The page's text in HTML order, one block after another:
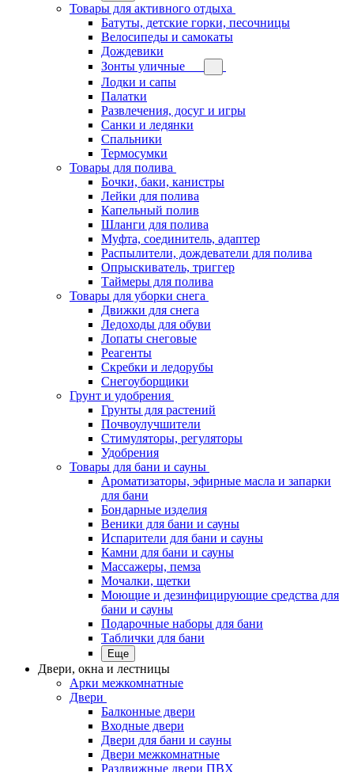
Товары для активного отдыха
Батуты, детские горки, песочницы
Велосипеды и самокаты
Дождевики
Зонты уличные
Лодки и сапы
Палатки
Развлечения, досуг и игры
Санки и ледянки
Спальники
Термосумки
Товары для полива
Бочки, баки, канистры
Лейки для полива
Капельный полив
Шланги для полива
Муфта, соединитель, адаптер
Распылители, дождеватели для полива
Опрыскиватель, триггер
Таймеры для полива
Товары для уборки снега
Движки для снега
Ледоходы для обуви
Лопаты снеговые
Реагенты
Скребки и ледорубы
Снегоуборщики
Грунт и удобрения
Грунты для растений
Почвоулучшители
Стимуляторы, регуляторы
Удобрения
Товары для бани и сауны
Ароматизаторы, эфирные масла и запарки
для бани
Бондарные изделия
Веники для бани и сауны
Испарители для бани и сауны
Камни для бани и сауны
Массажеры, пемза
Мочалки, щетки
Моющие и дезинфицирующие средства для
бани и сауны
Подарочные наборы для бани
Таблички для бани
Еще
Двери, окна и лестницы
Арки межкомнатные
Двери
Балконные двери
Входные двери
Двери для бани и сауны
Двери межкомнатные
Раздвижные двери ПВХ